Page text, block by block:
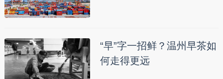
“早”字一招鲜？温州早茶如
何走得更远